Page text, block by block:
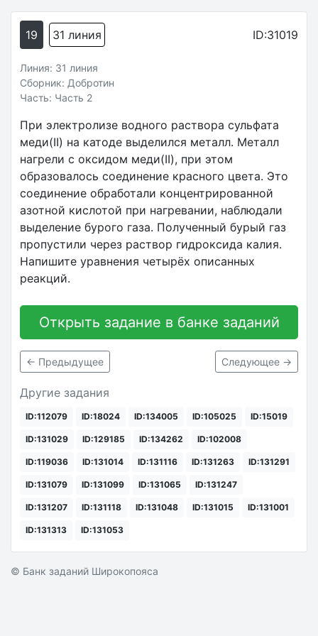
19 31 линия ID:31019
Линия: 31 линия
Сборник: Добротин
Часть: Часть 2
При электролизе водного раствора сульфата
меди(II) на катоде выделился металл. Металл
нагрели с оксидом меди(II), при этом
образовалось соединение красного цвета. Это
соединение обработали концентрированной
азотной кислотой при нагревании, наблюдали
выделение бурого газа. Полученный бурый газ
пропустили через раствор гидроксида калия.
Напишите уравнения четырёх описанных
реакций.
Открыть задание в банке заданий
← Предыдущее Следующее →
Другие задания
ID:112079 ID:18024 ID:134005 ID:105025 ID:15019
ID:131029 ID:129185 ID:134262 ID:102008
ID:119036 ID:131014 ID:131116 ID:131263 ID:131291
ID:131079 ID:131099 ID:131065 ID:131247
ID:131207 ID:131118 ID:131048 ID:131015 ID:131001
ID:131313 ID:131053
© Банк заданий Широкопояса